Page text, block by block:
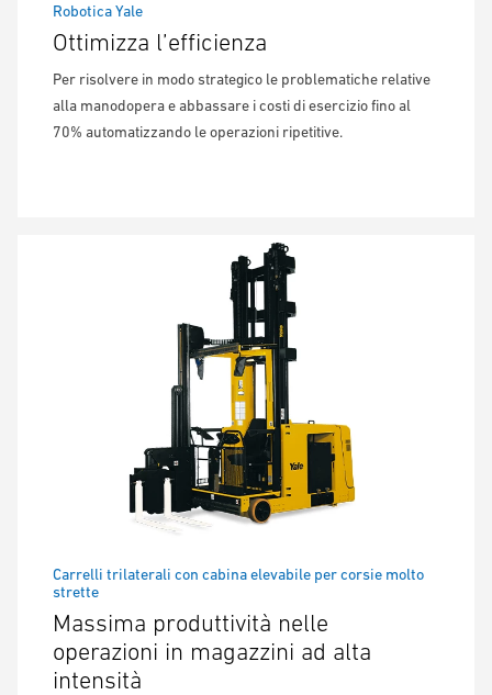
Robotica Yale
Ottimizza l’efficienza
Per risolvere in modo strategico le problematiche relative
alla manodopera e abbassare i costi di esercizio fino al
70% automatizzando le operazioni ripetitive.
Carrelli trilaterali con cabina elevabile per corsie molto
strette
Massima produttività nelle
operazioni in magazzini ad alta
intensità